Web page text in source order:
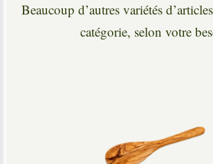
Beaucoup d’autres variétés
catégorie, selon votre